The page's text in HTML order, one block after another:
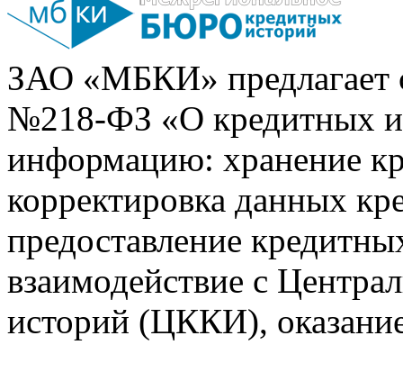
ЗАО «МБКИ» предлагает
№218-ФЗ «О кредитных
информацию: хранение
корректировка данных
предоставление
взаимодействие с
историй (ЦККИ),